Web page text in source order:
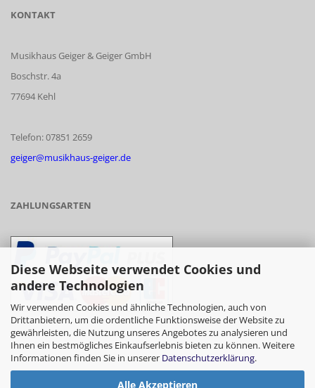
Diese Webseite verwendet Cookies und
andere Technologien
Wir verwenden Cookies und ähnliche Technologien, auch von
Drittanbietern, um die ordentliche Funktionsweise der Website zu
gewährleisten, die Nutzung unseres Angebotes zu analysieren und
Ihnen ein bestmögliches Einkaufserlebnis bieten zu können. Weitere
Informationen finden Sie in unserer Datenschutzerklärung.
Alle Akzeptieren
KONTAKT
Musikhaus Geiger & Geiger GmbH
Boschstr. 4a
77694 Kehl
Telefon: 07851 2659
geiger@musikhaus-geiger.de
ZAHLUNGSARTEN
- Vorkasse/Überweisung